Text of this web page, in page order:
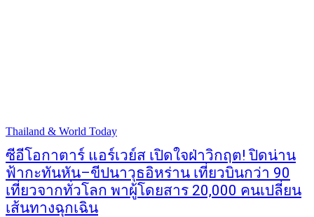
Thailand & World Today
ซีอีโอกาตาร์ แอร์เวย์ส เปิดใจฝ่าวิกฤต! ปิดน่าน
ฟ้ากะทันหัน–ขีปนาวุธอิหร่าน เที่ยวบินกว่า 90
เที่ยวจากทั่วโลก พาผู้โดยสาร 20,000 คนเปลี่ยน
เส้นทางฉุกเฉิน